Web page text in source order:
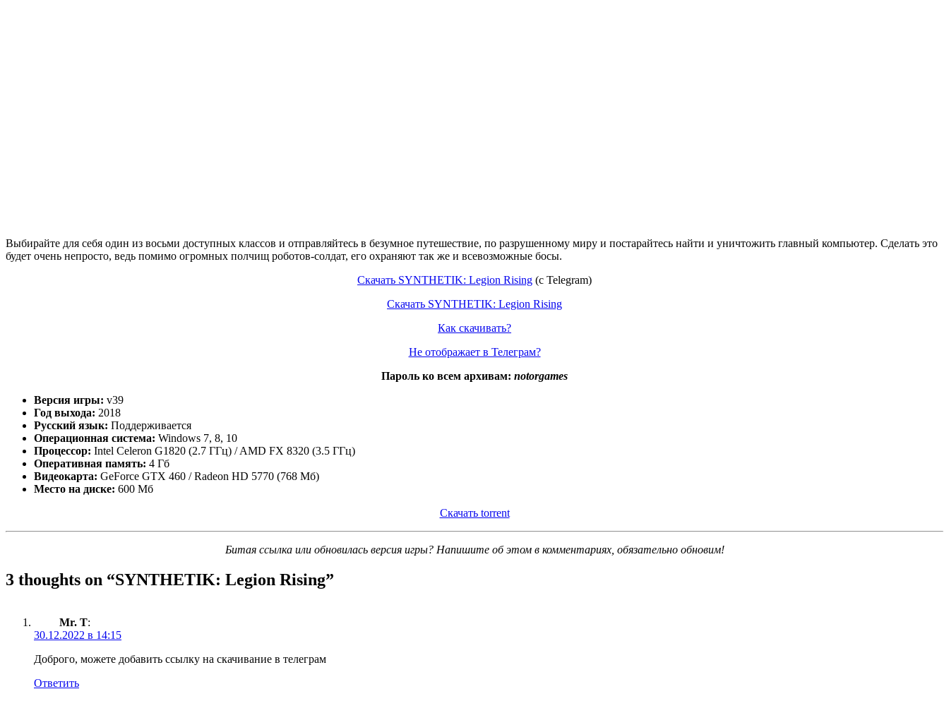
Выбирайте для себя один из восьми доступных классов и отправляйтесь в безумное путешествие, по разрушенному миру и постарайтесь найти и уничтожить главный компьютер. Сделать это
будет очень непросто, ведь помимо огромных полчищ роботов-солдат, его охраняют так же и всевозможные босы.
Скачать SYNTHETIK: Legion Rising (c Telegram)
Скачать SYNTHETIK: Legion Rising
Как скачивать?
Не отображает в Телеграм?
Пароль ко всем архивам: notorgames
Версия игры: v39
Год выхода: 2018
Русский язык: Поддерживается
Операционная система: Windows 7, 8, 10
Процессор: Intel Celeron G1820 (2.7 ГГц) / AMD FX 8320 (3.5 ГГц)
Оперативная память: 4 Гб
Видеокарта: GeForce GTX 460 / Radeon HD 5770 (768 Мб)
Место на диске: 600 Мб
Скачать torrent
Битая ссылка или обновилась версия игры? Напишите об этом в комментариях, обязательно обновим!
3 thoughts on “SYNTHETIK: Legion Rising”
Mr. T:
30.12.2022 в 14:15
Доброго, можете добавить ссылку на скачивание в телеграм
Ответить